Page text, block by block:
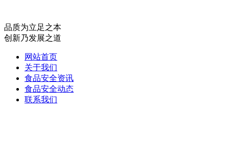
品质为立足之本
创新乃发展之道
网站首页
关于我们
食品安全资讯
食品安全动态
联系我们